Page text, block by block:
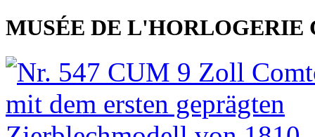
MUSÉE DE L'HORLOGERIE